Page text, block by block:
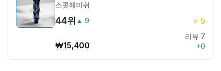
스콧해미쉬
44위 ▲ 9 ⭐ 5
₩15,400
리뷰 7
+0